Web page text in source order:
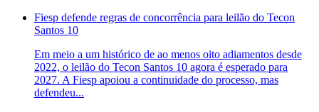
Fiesp defende regras de concorrência para leilão do Tecon
Santos 10
Em meio a um histórico de ao menos oito adiamentos desde
2022, o leilão do Tecon Santos 10 agora é esperado para
2027. A Fiesp apoiou a continuidade do processo, mas
defendeu...